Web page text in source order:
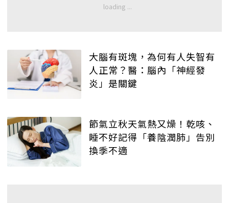
大腦有斑塊，為何有人失智有
人正常？醫：腦內「神經發
炎」是關鍵
節氣立秋天氣熱又燥！乾咳、
睡不好記得「養陰潤肺」告別
換季不適